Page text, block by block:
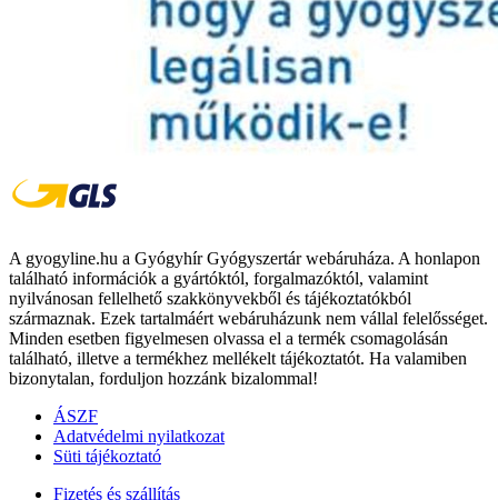
A gyogyline.hu a Gyógyhír Gyógyszertár webáruháza. A honlapon
található információk a gyártóktól, forgalmazóktól, valamint
nyilvánosan fellelhető szakkönyvekből és tájékoztatókból
származnak. Ezek tartalmáért webáruházunk nem vállal felelősséget.
Minden esetben figyelmesen olvassa el a termék csomagolásán
található, illetve a termékhez mellékelt tájékoztatót. Ha valamiben
bizonytalan, forduljon hozzánk bizalommal!
ÁSZF
Adatvédelmi nyilatkozat
Süti tájékoztató
Fizetés és szállítás